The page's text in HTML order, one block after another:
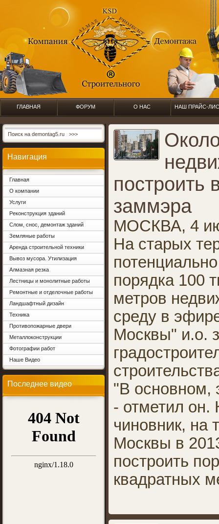
ГЛАВНАЯ ФОРУМ О НАС НАШ ПРАЙС-
Навигация
Главная
О компании
Услуги
Реконструкция зданий
Слом, снос, демонтаж зданий
Земляные работы
Аренда строительной техники
Вывоз мусора. Утилизация
Алмазная резка
Лестницы и монолитные работы
Ремонтные и отделочные работы
Ландшафтный дизайн
Техника
Противопожарные двери
Металлоконструкции
Фотографии работ
Наше Видео
Последнее видео
построить
заммэра
МОСКВА, 4
На старых
порядка 100
метров
среду в
Москвы" и.о.
"В основном,
- отметил он.
чиновник, на
Москвы в
построить
квадратных